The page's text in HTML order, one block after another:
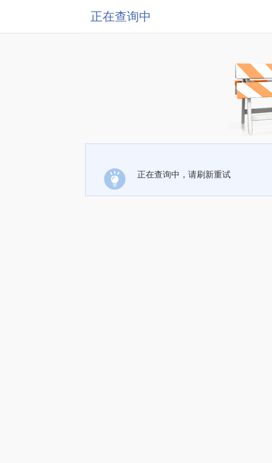
正在查询中
正在查询中，请刷新重试